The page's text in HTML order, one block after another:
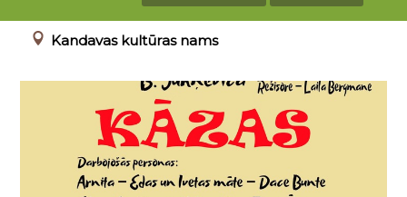
Kandavas kultūras nams